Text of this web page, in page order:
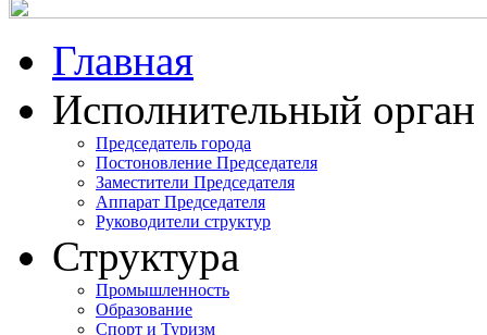
Главная
Исполнительный орган
Председатель города
Постоновление Председателя
Заместители Председателя
Аппарат Председателя
Руководители структур
Структура
Промышленность
Образование
Спорт и Туризм